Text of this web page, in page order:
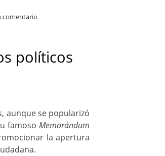
comentario
políticos
aunque se popularizó
famoso Memorándum
la apertura